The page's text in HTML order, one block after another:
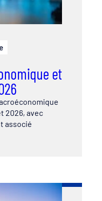
et
2026, avec
associé